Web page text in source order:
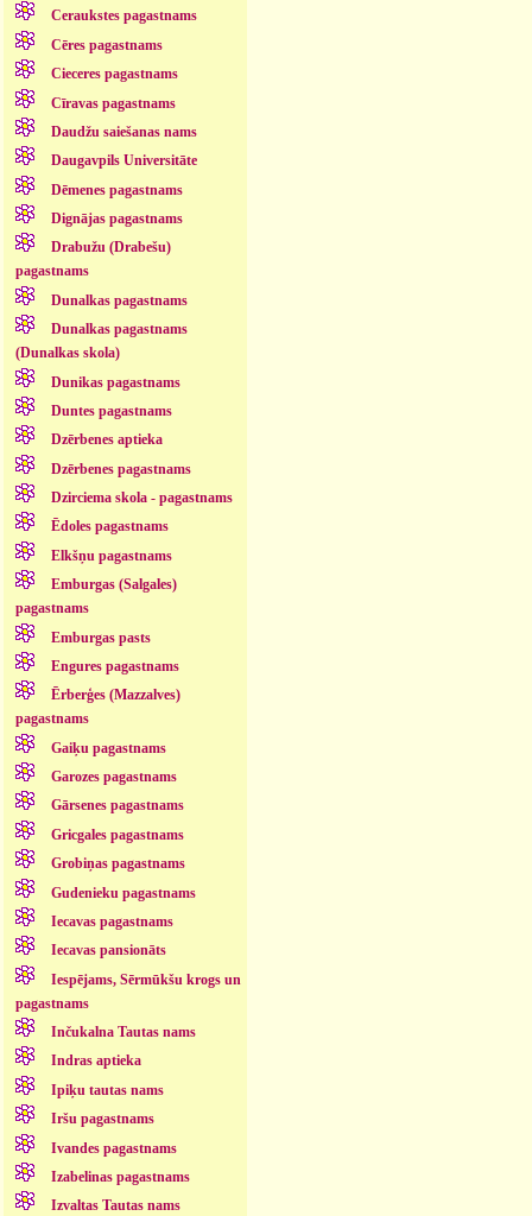
Ceraukstes pagastnams
Cēres pagastnams
Cieceres pagastnams
Cīravas pagastnams
Daudžu saiešanas nams
Daugavpils Universitāte
Dēmenes pagastnams
Dignājas pagastnams
Drabužu (Drabešu)
pagastnams
Dunalkas pagastnams
Dunalkas pagastnams
(Dunalkas skola)
Dunikas pagastnams
Duntes pagastnams
Dzērbenes aptieka
Dzērbenes pagastnams
Dzirciema skola - pagastnams
Ēdoles pagastnams
Elkšņu pagastnams
Emburgas (Salgales)
pagastnams
Emburgas pasts
Engures pagastnams
Ērberģes (Mazzalves)
pagastnams
Gaiķu pagastnams
Garozes pagastnams
Gārsenes pagastnams
Gricgales pagastnams
Grobiņas pagastnams
Gudenieku pagastnams
Iecavas pagastnams
Iecavas pansionāts
Iespējams, Sērmūkšu krogs un
pagastnams
Inčukalna Tautas nams
Indras aptieka
Ipiķu tautas nams
Iršu pagastnams
Ivandes pagastnams
Izabelinas pagastnams
Izvaltas Tautas nams